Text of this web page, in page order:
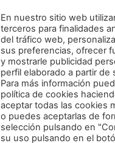
En nuestro sitio web
terceros para finalidades
del tráfico web,
sus preferencias, ofrecer
y mostrarle publicidad
perfil elaborado a partir
Para más información
política de cookies
aceptar todas las cookies
o puedes aceptarlas de
selección pulsando en
su uso pulsando en el